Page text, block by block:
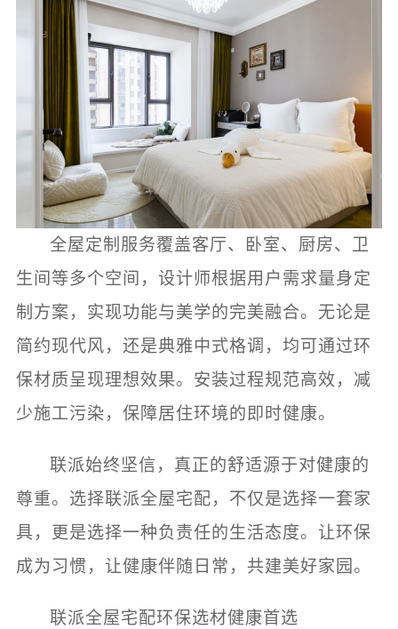
全屋定制服务覆盖客厅、卧室、厨房、卫
生间等多个空间，设计师根据用户需求量身定
制方案，实现功能与美学的完美融合。无论是
简约现代风，还是典雅中式格调，均可通过环
保材质呈现理想效果。安装过程规范高效，减
少施工污染，保障居住环境的即时健康。
联派始终坚信，真正的舒适源于对健康的
尊重。选择联派全屋宅配，不仅是选择一套家
具，更是选择一种负责任的生活态度。让环保
成为习惯，让健康伴随日常，共建美好家园。
联派全屋宅配环保选材健康首选